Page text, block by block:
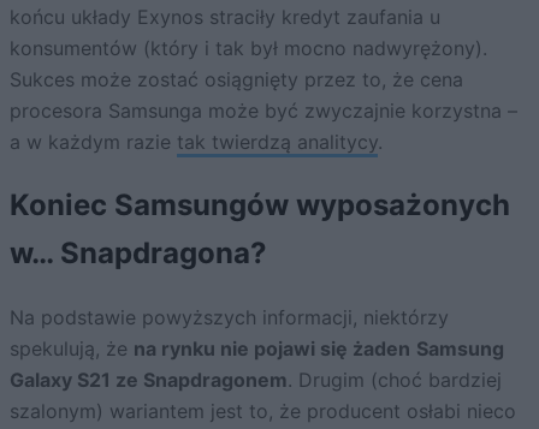
końcu układy Exynos straciły kredyt zaufania u
konsumentów (który i tak był mocno nadwyrężony).
Sukces może zostać osiągnięty przez to, że cena
procesora Samsunga może być zwyczajnie korzystna –
a w każdym razie tak twierdzą analitycy.
Koniec Samsungów wyposażonych
w… Snapdragona?
Na podstawie powyższych informacji, niektórzy
spekulują, że na rynku nie pojawi się żaden Samsung
Galaxy S21 ze Snapdragonem. Drugim (choć bardziej
szalonym) wariantem jest to, że producent osłabi nieco